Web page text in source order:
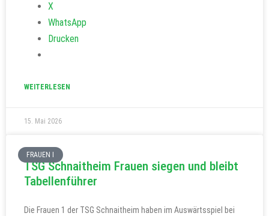
X
WhatsApp
Drucken
WEITERLESEN
15. Mai 2026
FRAUEN I
TSG Schnaitheim Frauen siegen und bleibt
Tabellenführer
Die Frauen 1 der TSG Schnaitheim haben im Auswärtsspiel bei